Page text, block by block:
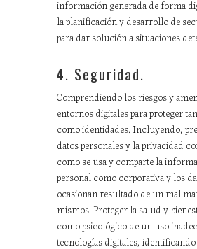
información generada de forma
la planificación y desarrollo de
para dar solución a situaciones
4. Seguridad.
Comprendiendo los riesgos y
entornos digitales para proteger
como identidades. Incluyendo,
datos personales y la privacidad
como se usa y comparte la
personal como corporativa y los
ocasionan resultado de un mal
mismos. Proteger la salud y
como psicológico de un uso
tecnologías digitales,